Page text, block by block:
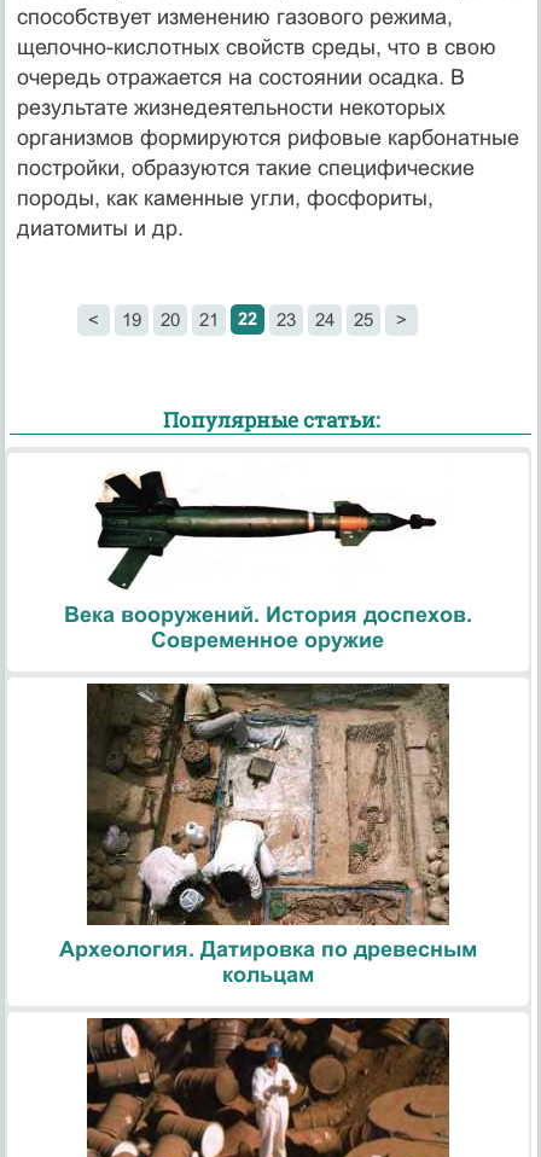
способствует изменению газового режима,
щелочно-кислотных свойств среды, что в свою
очередь отражается на состоянии осадка. В
результате жизнедеятельности некоторых
организмов формируются рифовые карбонатные
постройки, образуются такие специфические
породы, как каменные угли, фосфориты,
диатомиты и др.
< 19 20 21 22 23 24 25 >
Популярные статьи:
Века вооружений. История доспехов.
Современное оружие
Археология. Датировка по древесным
кольцам